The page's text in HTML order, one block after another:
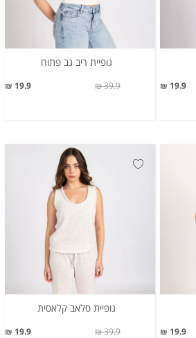
19.9 ₪
גופיית ריב גב פתוח
19.9 ₪ 39.9 ₪
19.9 ₪
גופיית סלאב קלאסית
19.9 ₪ 39.9 ₪